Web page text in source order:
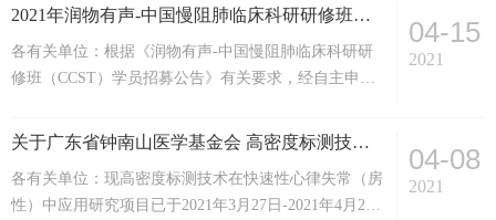
复杂性、长期性，持续...
2021年润物有声-中国慢阻肺临床科研研修班（CCST） 学员名单公告
各有关单位：根据《润物有声-中国慢阻肺临床科研研
修班（CCST）学员招募公告》有关要求，经自主申
要求，现将相关学员名单公布如下:2021年润物有声-中
氏拼音排序请相关学员在名单公布后1-3个工作日内，
留意个人邮件通知，根据邮件指引完成登记手续，按时
04-15
2021
关于广东省钟南山医学基金会 高密度标测技术在快速性心律失常（房性）中应用研究 拟资助立项名单的公示
各有关单位：现高密度标测技术在快速性心律失常（房
性）中应用研究项目已于2021年3月27日-2021年4月2日
04-08
2021